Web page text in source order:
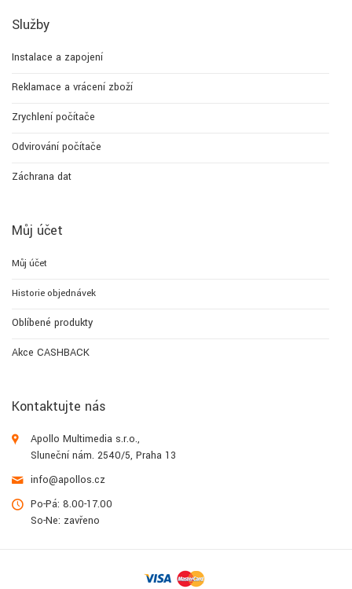
Služby
Instalace a zapojení
Reklamace a vrácení zboží
Zrychlení počítače
Odvirování počítače
Záchrana dat
Můj účet
Můj účet
Historie objednávek
Oblíbené produkty
Akce CASHBACK
Kontaktujte nás
Apollo Multimedia s.r.o.,
Sluneční nám. 2540/5, Praha 13
info@apollos.cz
Po-Pá: 8.00-17.00
So-Ne: zavřeno